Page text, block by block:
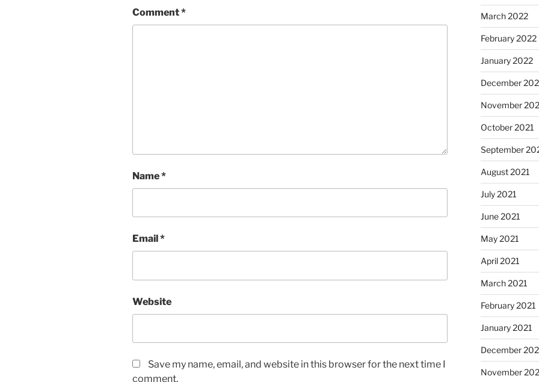
Comment*
Name*
Email *
Website
Save my name, email, and website in this browser for the next time I
comment.
March 2022
February 2022
January 2022
December
November
October 2021
September
August 2021
July 2021
June 2021
May 2021
April 2021
March 2021
February 2021
January 2021
December
November